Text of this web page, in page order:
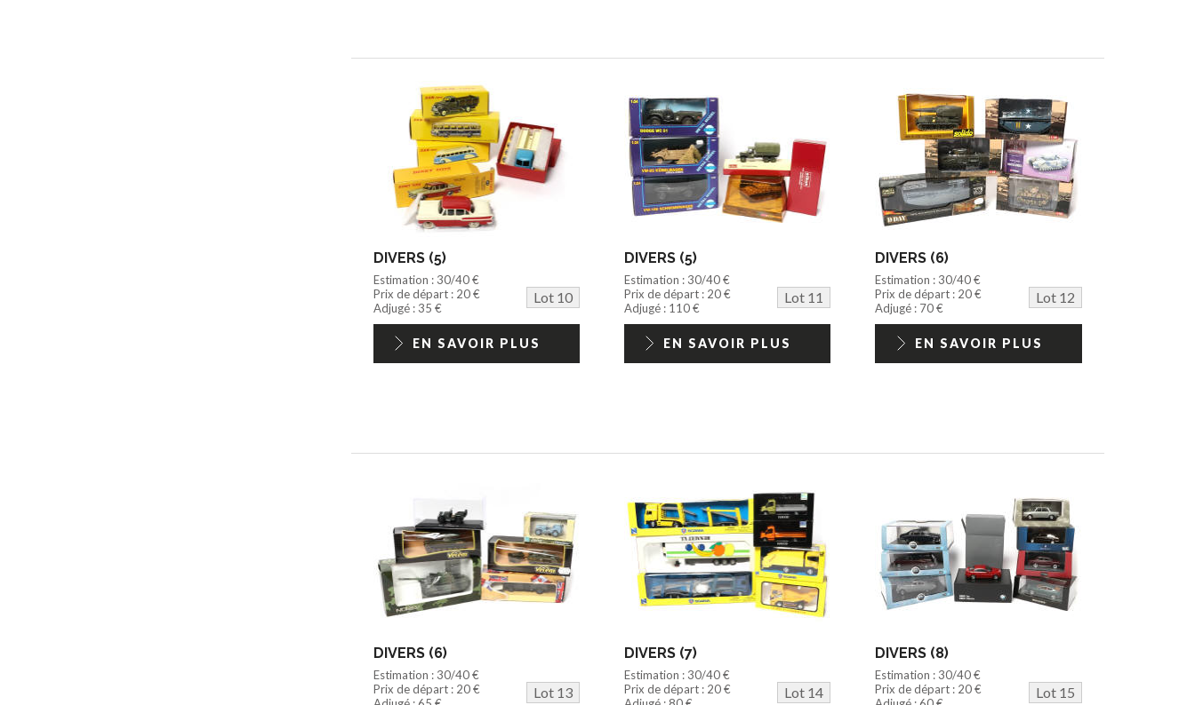
DIVERS (5)
Estimation : 30/40 €
Prix de départ : 20 €
Lot 10
Adjugé : 35 €
EN SAVOIR PLUS
DIVERS (5)
Estimation : 30/40 €
Prix de départ : 20 €
Lot 11
Adjugé : 110 €
EN SAVOIR PLUS
DIVERS (6)
Estimation : 30/40 €
Prix de départ : 20 €
Lot 12
Adjugé : 70 €
EN SAVOIR PLUS
DIVERS (6)
Estimation : 30/40 €
Prix de départ : 20 €
Lot 13
DIVERS (7)
Estimation : 30/40 €
Prix de départ : 20 €
Lot 14
DIVERS (8)
Estimation : 30/40 €
Prix de départ : 20 €
Lot 15